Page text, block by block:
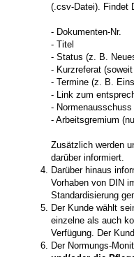
(.csv-Datei). Findet
- Dokumenten-Nr.
- Titel
- Status (z. B.
- Kurzreferat
- Termine (z. B.
- Link zum
-
- Arbeitsgremium
Zusätzlich werden
darüber informiert.
Darüber hinaus
Vorhaben von DIN
Standardisierung
Der Kunde wählt
einzelne als auch
Verfügung. Der
Der Normungs-